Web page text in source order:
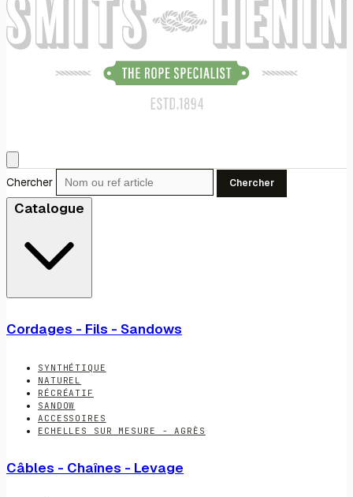
Chercher Chercher
Catalogue
Cordages - Fils - Sandows
SYNTHÉTIQUE
NATUREL
RÉCRÉATIF
SANDOW
ACCESSOIRES
ECHELLES SUR MESURE - AGRÈS
Câbles - Chaînes - Levage